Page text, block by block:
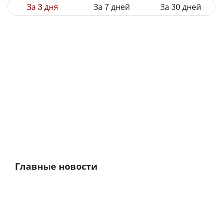
За 3 дня За 7 дней За 30 дней
Главные новости